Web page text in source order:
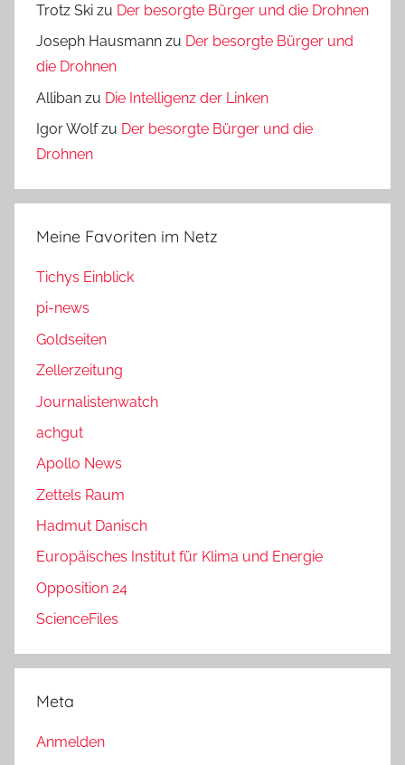
Trotz Ski zu Der besorgte Bürger und die Drohnen
Joseph Hausmann zu Der besorgte Bürger und
die Drohnen
Alliban zu Die Intelligenz der Linken
Igor Wolfzu Der besorgte Bürger und die
Drohnen
Meine Favoriten im Netz
Tichys Einblick
pi-news
Goldseiten
Zellerzeitung
Journalistenwatch
achgut
Apollo News
Zettels Raum
Hadmut Danisch
Europäisches Institut für Klima und Energie
Opposition 24
ScienceFiles
Meta
Anmelden